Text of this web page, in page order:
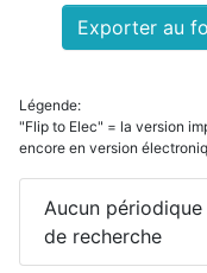
Exporter au
Légende:
"Flip to Elec" = la version
encore en version
Aucun
de recherche